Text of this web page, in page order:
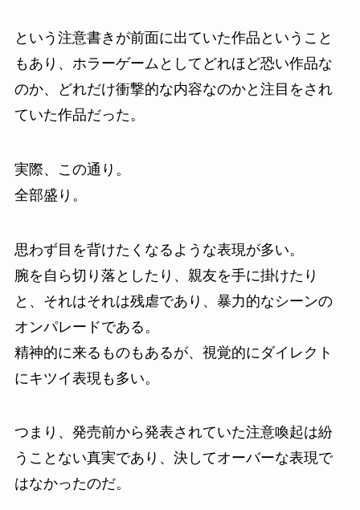
という注意書きが前面に出ていた作品ということ
もあり、ホラーゲームとしてどれほど恐い作品な
のか、どれだけ衝撃的な内容なのかと注目をされ
ていた作品だった。
実際、この通り。
全部盛り。
思わず目を背けたくなるような表現が多い。
腕を自ら切り落としたり、親友を手に掛けたり
と、それはそれは残虐であり、暴力的なシーンの
オンパレードである。
精神的に来るものもあるが、視覚的にダイレクト
にキツイ表現も多い。
つまり、発売前から発表されていた注意喚起は紛
うことない真実であり、決してオーバーな表現で
はなかったのだ。